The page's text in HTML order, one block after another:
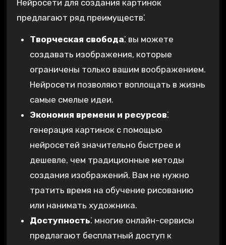
Нейросети для создания картинок
предлагают ряд преимуществ⁚
Творческая свобода⁚ вы можете
создавать изображения, которые
ограничены только вашим воображением.
Нейросети позволяют воплощать в жизнь
самые смелые идеи.
Экономия времени и ресурсов⁚
генерация картинок с помощью
нейросетей значительно быстрее и
дешевле, чем традиционные методы
создания изображений. Вам не нужно
тратить время на обучение рисованию
или нанимать художника.
Доступность⁚ многие онлайн-сервисы
предлагают бесплатный доступ к